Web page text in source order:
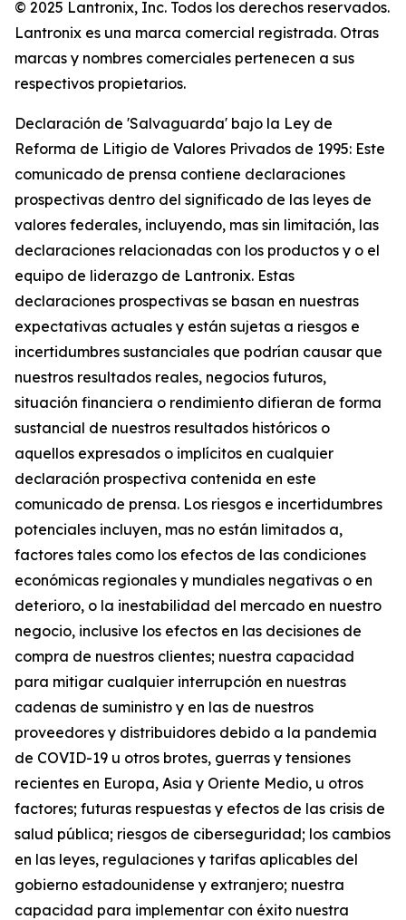
© 2025 Lantronix, Inc. Todos los derechos reservados.
Lantronix es una marca comercial registrada. Otras
marcas y nombres comerciales pertenecen a sus
respectivos propietarios.
Declaración de 'Salvaguarda' bajo la Ley de
Reforma de Litigio de Valores Privados de 1995: Este
comunicado de prensa contiene declaraciones
prospectivas dentro del significado de las leyes de
valores federales, incluyendo, mas sin limitación, las
declaraciones relacionadas con los productos y o el
equipo de liderazgo de Lantronix. Estas
declaraciones prospectivas se basan en nuestras
expectativas actuales y están sujetas a riesgos e
incertidumbres sustanciales que podrían causar que
nuestros resultados reales, negocios futuros,
situación financiera o rendimiento difieran de forma
sustancial de nuestros resultados históricos o
aquellos expresados o implícitos en cualquier
declaración prospectiva contenida en este
comunicado de prensa. Los riesgos e incertidumbres
potenciales incluyen, mas no están limitados a,
factores tales como los efectos de las condiciones
económicas regionales y mundiales negativas o en
deterioro, o la inestabilidad del mercado en nuestro
negocio, inclusive los efectos en las decisiones de
compra de nuestros clientes; nuestra capacidad
para mitigar cualquier interrupción en nuestras
cadenas de suministro y en las de nuestros
proveedores y distribuidores debido a la pandemia
de COVID-19 u otros brotes, guerras y tensiones
recientes en Europa, Asia y Oriente Medio, u otros
factores; futuras respuestas y efectos de las crisis de
salud pública; riesgos de ciberseguridad; los cambios
en las leyes, regulaciones y tarifas aplicables del
gobierno estadounidense y extranjero; nuestra
capacidad para implementar con éxito nuestra